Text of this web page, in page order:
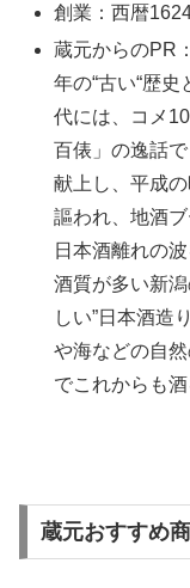
創業：西暦
蔵元からのPR
年の“古い“歴
代には、コメ
百俵」の逸話
献上し、平成
謳われ、地酒
日本酒離れの
酒質が多い新
しい”日本酒造
や海などの自
でこれからも
蔵元おすすめ